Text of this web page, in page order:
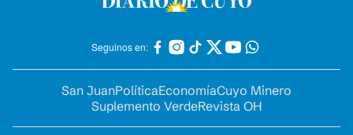
Seguinos en:
San JuanPolíticaEconomíaCuyo Minero
Suplemento VerdeRevista OH